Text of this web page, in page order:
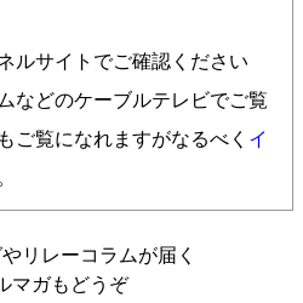
ルサイトでご確認ください
などのケーブルテレビでご覧
ご覧になれますがなるべく イ
リレーコラムが届く
マガもどうぞ